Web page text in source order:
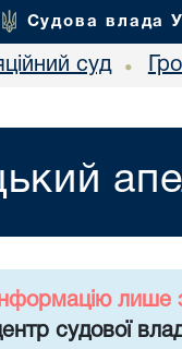
Судова влада
суд •
лише
судової